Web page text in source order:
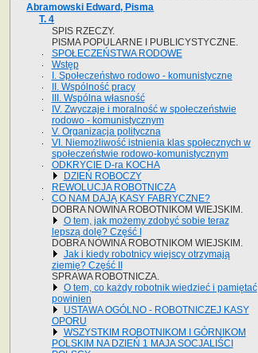
Abramowski Edward, Pisma
T. 4
SPIS RZECZY.
PISMA POPULARNE I PUBLICYSTYCZNE.
SPOŁECZEŃSTWA RODOWE
Wstęp
I. Społeczeństwo rodowo - komunistyczne
II. Wspólność pracy
III. Wspólna własność
IV. Zwyczaje i moralność w społeczeństwie
rodowo - komunistycznym
V. Organizacja polityczna
VI. Niemożliwość istnienia klas społecznych w
społeczeństwie rodowo-komunistycznym
ODKRYCIE D-ra KOCHA
DZIEŃ ROBOCZY
REWOLUCJA ROBOTNICZA
CO NAM DAJĄ KASY FABRYCZNE?
DOBRA NOWINA ROBOTNIKOM WIEJSKIM.
O tem, jak możemy zdobyć sobie teraz
lepszą dolę? Część I
DOBRA NOWINA ROBOTNIKOM WIEJSKIM.
Jak i kiedy robotnicy wiejscy otrzymają
ziemię? Część II
SPRAWA ROBOTNICZA.
O tem, co każdy robotnik wiedzieć i pamiętać
powinien
USTAWA OGÓLNO - ROBOTNICZEJ KASY
OPORU
WSZYSTKIM ROBOTNIKOM I GÓRNIKOM
POLSKIM NA DZIEŃ 1 MAJA SOCJALIŚCI